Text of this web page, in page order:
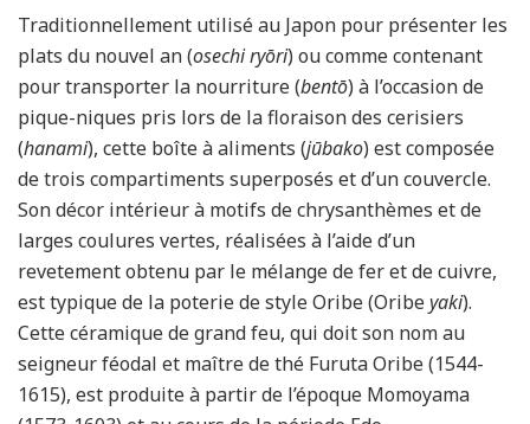
Traditionnellement utilisé au Japon pour présenter les
plats du nouvel an (osechi ryōri) ou comme contenant
pour transporter la nourriture (bentō) à l’occasion de
pique-niques pris lors de la floraison des cerisiers
(hanami), cette boîte à aliments (jūbako) est composée
de trois compartiments superposés et d’un couvercle.
Son décor intérieur à motifs de chrysanthèmes et de
larges coulures vertes, réalisées à l’aide d’un
revetement obtenu par le mélange de fer et de cuivre,
est typique de la poterie de style Oribe (Oribeyaki).
Cette céramique de grand feu, qui doit son nom au
seigneur féodal et maître de thé Furuta Oribe (1544-
1615), est produite à partir de l’époque Momoyama